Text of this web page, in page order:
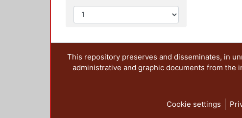
This repository preserves and disseminates, in
administrative and graphic documents from
Cookie settings